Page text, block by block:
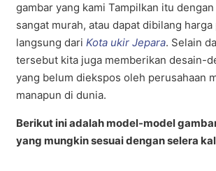
gambar yang kami Tampilkan itu
sangat murah, atau dapat dibilang
langsung dariKota ukir Jepara. Selain
tersebut kita juga memberikan desain-
yang belum diekspos oleh perusahaan
manapun di dunia.
Berikut ini adalah model-model
yang mungkin sesuai dengan selera